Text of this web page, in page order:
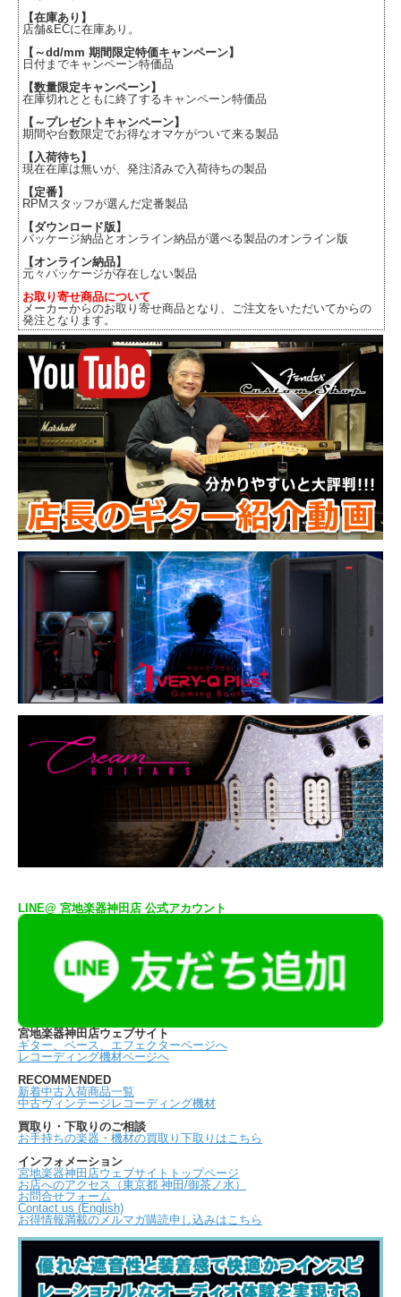
【在庫あり】
店舗&ECに在庫あり。
【～dd/mm 期間限定特価キャンペーン】
日付までキャンペーン特価品
【数量限定キャンペーン】
在庫切れとともに終了するキャンペーン特価品
【～プレゼントキャンペーン】
期間や台数限定でお得なオマケがついて来る製品
【入荷待ち】
現在在庫は無いが、発注済みで入荷待ちの製品
【定番】
RPMスタッフが選んだ定番製品
【ダウンロード版】
パッケージ納品とオンライン納品が選べる製品のオンライン版
【オンライン納品】
元々パッケージが存在しない製品
お取り寄せ商品について
メーカーからのお取り寄せ商品となり、ご注文をいただいてからの
発注となります。
LINE@ 宮地楽器神田店 公式アカウント
宮地楽器神田店ウェブサイト
ギター、ベース、エフェクターページへ
レコーディング機材ページへ
RECOMMENDED
新着中古入荷商品一覧
中古ヴィンテージレコーディング機材
買取り・下取りのご相談
お手持ちの楽器・機材の買取り下取りはこちら
インフォメーション
宮地楽器神田店ウェブサイトトップページ
お店へのアクセス（東京都 神田/御茶ノ水）
お問合せフォーム
Contact us (English)
お得情報満載のメルマガ購読申し込みはこちら